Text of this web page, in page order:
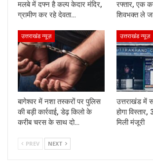
मलबे में दफ्न है कल्प केदार मंदिर,
ग्रामीण कर रहे देवता…
रफ्तार, एक
शिवभक्त ले
उत्तराखंड न्यूज़
बागेश्वर में नशा तस्करों पर पुलिस
की बड़ी कार्रवाई, डेढ़ किलो के
करीब चरस के साथ दो…
उत्तराखंड न्यूज़
उत्तराखंड में
होगा
मिली मंजूरी
PREV NEXT